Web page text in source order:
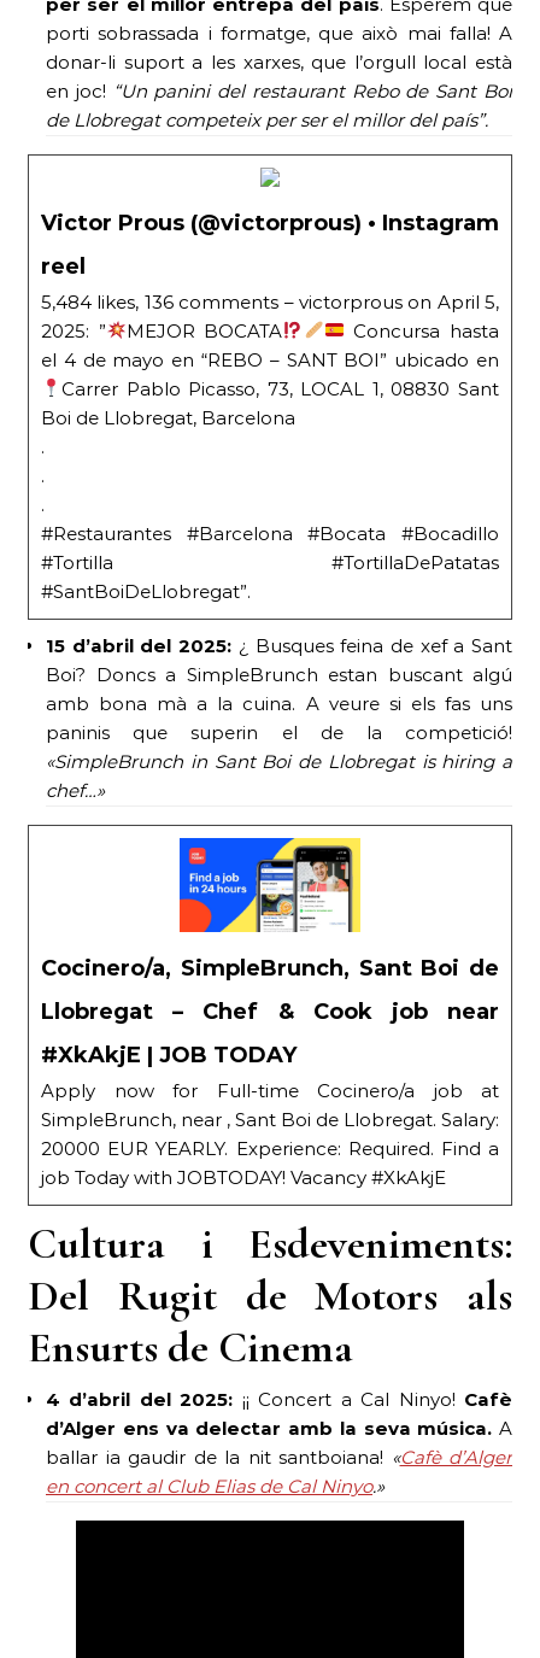
porti sobrassada i formatge, que això mai falla! A
donar-li suport a les xarxes, que l’orgull local està
en joc! “Un panini del restaurant Rebo de Sant Boi
de Llobregat competeix per ser el millor del país”.
Victor Prous (@victorprous) • Instagram
reel
5,484 likes, 136 comments – victorprous on April 5,
2025: ”
MEJOR BOCATA
Concursa hasta
el 4 de mayo en “REBO – SANT BOI” ubicado en
Carrer Pablo Picasso, 73, LOCAL 1, 08830 Sant
Boi de Llobregat, Barcelona
.
.
.
#Restaurantes #Barcelona #Bocata #Bocadillo
#Tortilla #TortillaDePatatas
#SantBoiDeLlobregat”.
15 d’abril del 2025: ¿ Busques feina de xef a Sant
Boi? Doncs a SimpleBrunch estan buscant algú
amb bona mà a la cuina. A veure si els fas uns
paninis que superin el de la competició!
«SimpleBrunch in Sant Boi de Llobregat is hiring a
chef…»
Cocinero/a, SimpleBrunch, Sant Boi de
Llobregat – Chef & Cook job near
#XkAkjE | JOB TODAY
Apply now for Full-time Cocinero/a job at
SimpleBrunch, near , Sant Boi de Llobregat. Salary:
20000 EUR YEARLY. Experience: Required. Find a
job Today with JOBTODAY! Vacancy #XkAkjE
Cultura i Esdeveniments:
Del Rugit de Motors als
Ensurts de Cinema
4 d’abril del 2025: ¡¡ Concert a Cal Ninyo! Cafè
d’Alger ens va delectar amb la seva música. A
ballar ia gaudir de la nit santboiana! «Cafè d’Alger
en concert al Club Elias de Cal Ninyo.»